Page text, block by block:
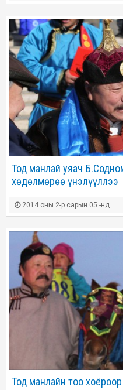
Тод манлай уяач
хөдөлмөрөө үнэлүүллээ
2014 оны 2-р сарын 05 -нд
Тод манлайн тоо